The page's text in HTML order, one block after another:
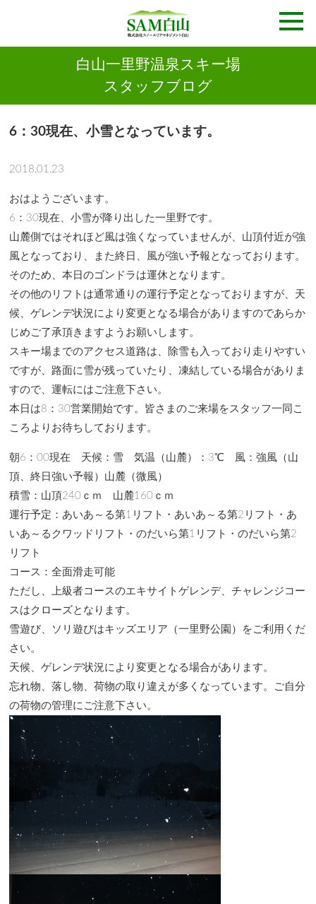
白山一里野温泉スキー場
スタッフブログ
6：30現在、小雪となっています。
2018.01.23
おはようございます。
6：30現在、小雪が降り出した一里野です。
山麓側ではそれほど風は強くなっていませんが、山頂付近が強
風となっており、また終日、風が強い予報となっております。
そのため、本日のゴンドラは運休となります。
その他のリフトは通常通りの運行予定となっておりますが、天
候、ゲレンデ状況により変更となる場合がありますのであらか
じめご了承頂きますようお願いします。
スキー場までのアクセス道路は、除雪も入っており走りやすい
ですが、路面に雪が残っていたり、凍結している場合がありま
すので、運転にはご注意下さい。
本日は8：30営業開始です。皆さまのご来場をスタッフ一同こ
ころよりお待ちしております。
朝6：00現在 天候：雪 気温（山麓）：3℃ 風：強風（山
頂、終日強い予報）山麓（微風）
積雪：山頂240ｃｍ 山麓160ｃｍ
運行予定：あいあ～る第1リフト・あいあ～る第2リフト・あ
いあ～るクワッドリフト・のだいら第1リフト・のだいら第2
リフト
コース：全面滑走可能
ただし、上級者コースのエキサイトゲレンデ、チャレンジコー
スはクローズとなります。
雪遊び、ソリ遊びはキッズエリア（一里野公園）をご利用くだ
さい。
天候、ゲレンデ状況により変更となる場合があります。
忘れ物、落し物、荷物の取り違えが多くなっています。ご自分
の荷物の管理にご注意下さい。